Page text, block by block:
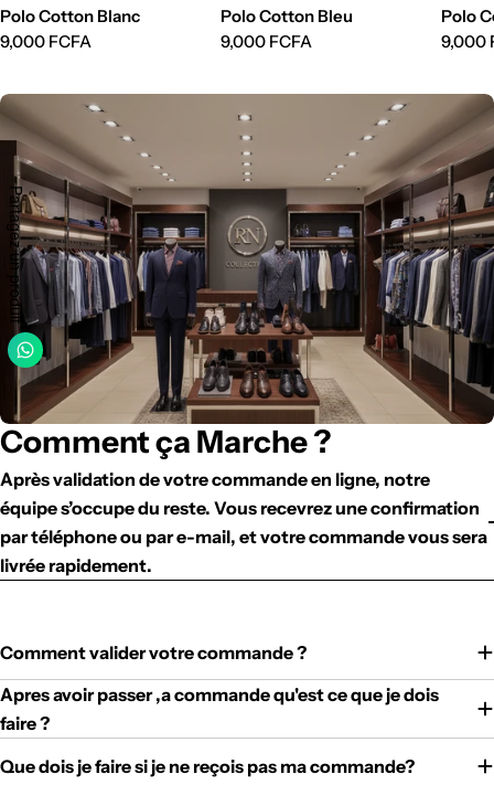
Polo Cotton Blanc
Prix
régulier
9,000 FCFA
Polo Cotton Bleu
Prix
régulier
9,000 FCFA
Polo
Prix
9,000
Comment ça Marche ?
Après validation de votre commande en ligne, notre
équipe s’occupe du reste. Vous recevrez une confirmation
par téléphone ou par e-mail, et votre commande vous sera
livrée rapidement.
Comment valider votre commande ?
Apres avoir passer ,a commande qu'est ce que je dois
faire ?
Que dois je faire si je ne reçois pas ma commande?
Partagez un produit